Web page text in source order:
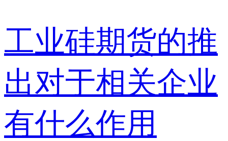
工业硅期货的推
出对于相关企业
有什么作用